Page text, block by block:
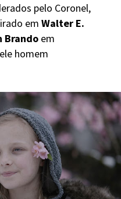
pelo Coronel,
emWalter E.
Brando em
homem